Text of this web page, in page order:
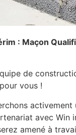
: Maçon
de
vous !
avec
amené à